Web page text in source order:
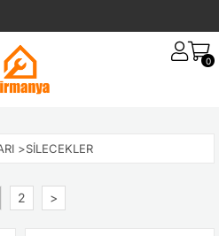
0
>SILECEKLER
2 >